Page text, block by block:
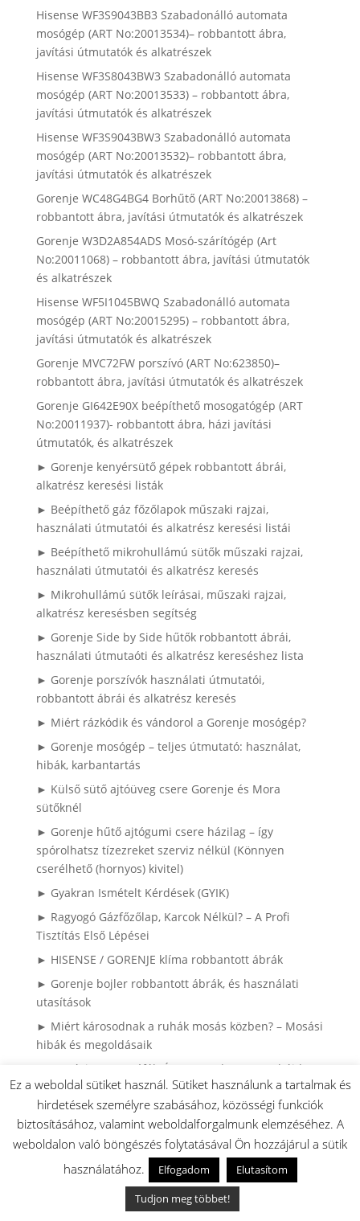
Hisense WF3S9043BB3 Szabadonálló automata
mosógép (ART No:20013534)– robbantott ábra,
javítási útmutatók és alkatrészek
Hisense WF3S8043BW3 Szabadonálló automata
mosógép (ART No:20013533) – robbantott ábra,
javítási útmutatók és alkatrészek
Hisense WF3S9043BW3 Szabadonálló automata
mosógép (ART No:20013532)– robbantott ábra,
javítási útmutatók és alkatrészek
Gorenje WC48G4BG4 Borhűtő (ART No:20013868) –
robbantott ábra, javítási útmutatók és alkatrészek
Gorenje W3D2A854ADS Mosó-szárítógép (Art
No:20011068) – robbantott ábra, javítási útmutatók
és alkatrészek
Hisense WF5I1045BWQ Szabadonálló automata
mosógép (ART No:20015295) – robbantott ábra,
javítási útmutatók és alkatrészek
Gorenje MVC72FW porszívó (ART No:623850)–
robbantott ábra, javítási útmutatók és alkatrészek
Gorenje GI642E90X beépíthető mosogatógép (ART
No:20011937)- robbantott ábra, házi javítási
útmutatók, és alkatrészek
► Gorenje kenyérsütő gépek robbantott ábrái,
alkatrész keresési listák
► Beépíthető gáz főzőlapok műszaki rajzai,
használati útmutatói és alkatrész keresési listái
► Beépíthető mikrohullámú sütők műszaki rajzai,
használati útmutatói és alkatrész keresés
► Mikrohullámú sütők leírásai, műszaki rajzai,
alkatrész keresésben segítség
► Gorenje Side by Side hűtők robbantott ábrái,
használati útmutaóti és alkatrész kereséshez lista
► Gorenje porszívók használati útmutatói,
robbantott ábrái és alkatrész keresés
► Miért rázkódik és vándorol a Gorenje mosógép?
► Gorenje mosógép – teljes útmutató: használat,
hibák, karbantartás
► Külső sütő ajtóüveg csere Gorenje és Mora
sütőknél
► Gorenje hűtő ajtógumi csere házilag – így
spórolhatsz tízezreket szerviz nélkül (Könnyen
cserélhető (hornyos) kivitel)
► Gyakran Ismételt Kérdések (GYIK)
► Ragyogó Gázfőzőlap, Karcok Nélkül? – A Profi
Tisztítás Első Lépései
► HISENSE / GORENJE klíma robbantott ábrák
► Gorenje bojler robbantott ábrák, és használati
utasítások
► Miért károsodnak a ruhák mosás közben? – Mosási
hibák és megoldásaik
► Mosási Katasztrófák: Így Mentsd meg a Ruháidat!
► 4 sütési hiba ami lehet hogy nem sütő
meghibásodás:
► Gorenje / MORA Tűzhely tippek és tanácsok:
► HISENSE / Gorenej Hűtők és fagyasztók: tippek és
megoldások:
► LOC gyerekzár Gorenje és MORA készülékeken:
Ez a weboldal sütiket használ. Sütiket használunk a tartalmak és
hirdetések személyre szabásához, közösségi funkciók
biztosításához, valamint weboldalforgalmunk elemzéséhez. A
weboldalon való böngészés folytatásával Ön hozzájárul a sütik
használatához.
Elfogadom
Elutasítom
Tudjon meg többet!